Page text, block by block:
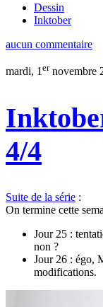
Dessin
Inktober
aucun commentaire
mardi, 1 ernovembre
4/4
Suite de la série :
On termine cette
Jour 25 :
non ?
Jour 26 : égo,
modifications.